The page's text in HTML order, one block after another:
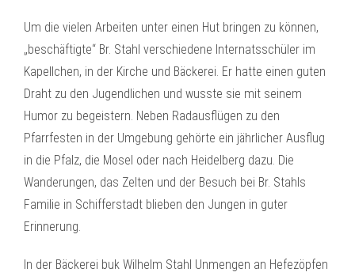
Um die vielen Arbeiten unter einen Hut bringen zu können,
„beschäftigte“ Br. Stahl verschiedene Internatsschüler im
Kapellchen, in der Kirche und Bäckerei. Er hatte einen guten
Draht zu den Jugendlichen und wusste sie mit seinem
Humor zu begeistern. Neben Radausflügen zu den
Pfarrfesten in der Umgebung gehörte ein jährlicher Ausflug
in die Pfalz, die Mosel oder nach Heidelberg dazu. Die
Wanderungen, das Zelten und der Besuch bei Br. Stahls
Familie in Schifferstadt blieben den Jungen in guter
Erinnerung.
In der Bäckerei buk Wilhelm Stahl Unmengen an Hefezöpfen